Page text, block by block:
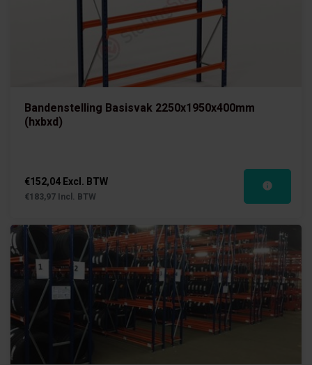
Bandenstelling Basisvak 2250x1950x400mm
(hxbxd)
€152,04 Excl. BTW
€183,97 Incl. BTW